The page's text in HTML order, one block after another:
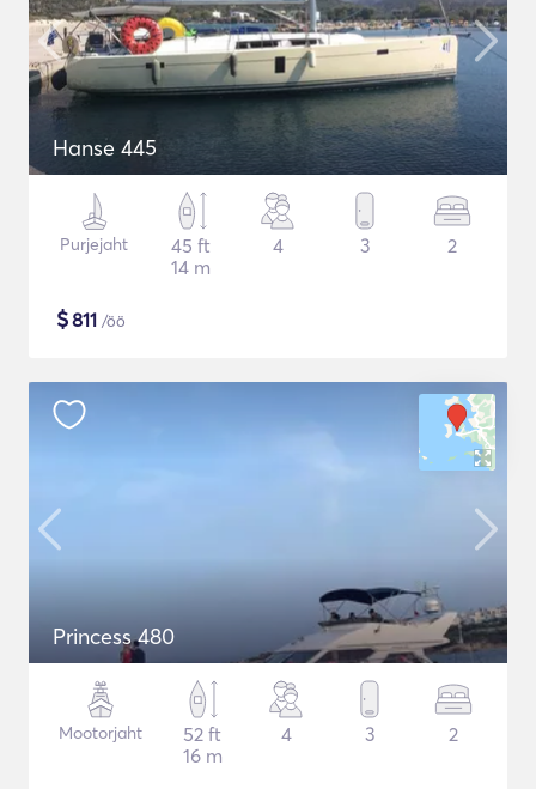
Hanse 445
Purjejaht
45 ft
14 m
4 3 2
$811 /öö
Princess 480
Mootorjaht
52 ft
16 m
4 3 2